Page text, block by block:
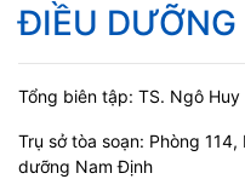
ĐIỀU
Tổng biên tập: TS. Ngô Huy
Trụ sở tòa soạn: Phòng
dưỡng Nam Định